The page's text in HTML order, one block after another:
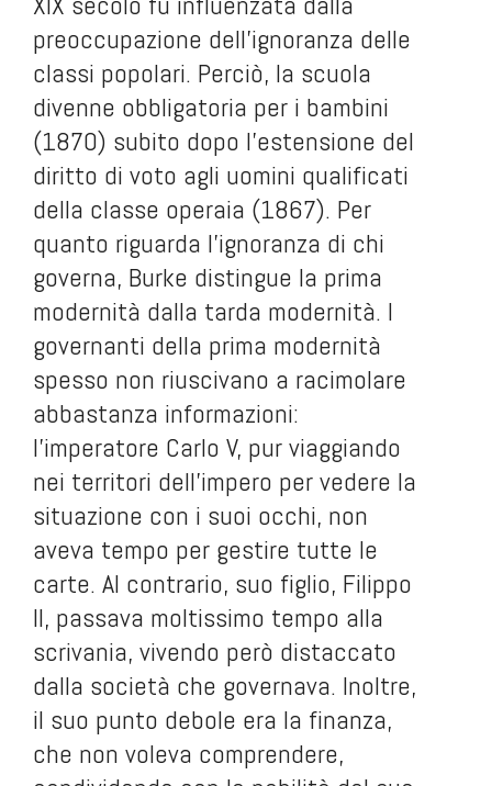
preoccupazione dell’ignoranza delle
classi popolari. Perciò, la scuola
divenne obbligatoria per i bambini
(1870) subito dopo l’estensione del
diritto di voto agli uomini qualificati
della classe operaia (1867). Per
quanto riguarda l’ignoranza di chi
governa, Burke distingue la prima
modernità dalla tarda modernità. I
governanti della prima modernità
spesso non riuscivano a racimolare
abbastanza informazioni:
l’imperatore Carlo V, pur viaggiando
nei territori dell’impero per vedere la
situazione con i suoi occhi, non
aveva tempo per gestire tutte le
carte. Al contrario, suo figlio, Filippo
II, passava moltissimo tempo alla
scrivania, vivendo però distaccato
dalla società che governava. Inoltre,
il suo punto debole era la finanza,
che non voleva comprendere,